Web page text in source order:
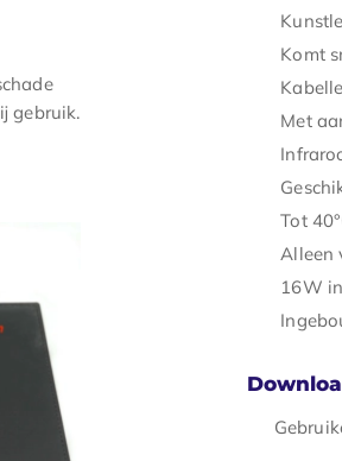
gebruik.
Komt
Met
Tot
Alleen
16W